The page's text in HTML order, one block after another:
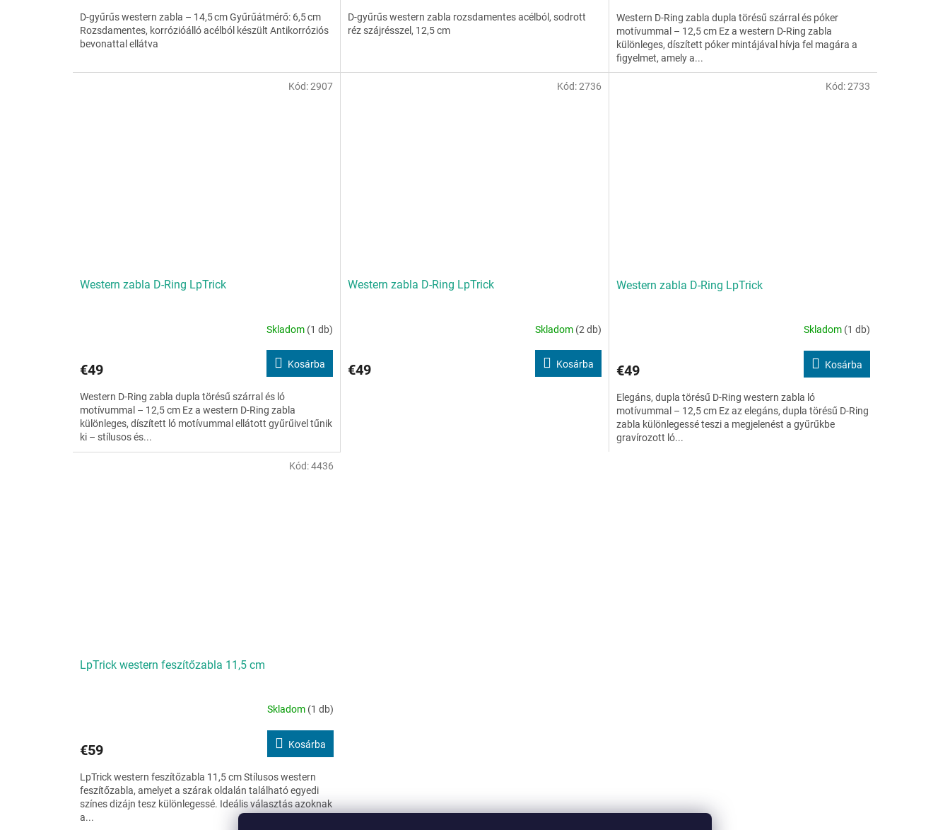
D-gyűrűs western zabla – 14,5 cm Gyűrűátmérő: 6,5 cm
Rozsdamentes, korrózióálló acélból készült Antikorróziós
bevonattal ellátva
D-gyűrűs western zabla rozsdamentes acélból, sodrott
réz szájrésszel, 12,5 cm
Western D-Ring zabla dupla törésű szárral és póker
motívummal – 12,5 cm Ez a western D-Ring zabla
különleges, díszített póker mintájával hívja fel magára a
figyelmet, amely a...
Western zabla D-Ring LpTrick
Skladom (1 db)
€49 Kosárba
Western D-Ring zabla dupla törésű szárral és ló
motívummal – 12,5 cm Ez a western D-Ring zabla
különleges, díszített ló motívummal ellátott gyűrűivel tűnik
ki – stílusos és...
Kód:2907
Western zabla D-Ring LpTrick
Skladom (2 db)
€49 Kosárba
Kód:2736
Western zabla D-Ring LpTrick
Skladom (1 db)
€49 Kosárba
Elegáns, dupla törésű D-Ring western zabla ló
motívummal – 12,5 cm Ez az elegáns, dupla törésű D-Ring
zabla különlegessé teszi a megjelenést a gyűrűkbe
gravírozott ló...
Kód:2733
LpTrick western feszítőzabla 11,5 cm
Skladom (1 db)
€59 Kosárba
LpTrick western feszítőzabla 11,5 cm Stílusos western
feszítőzabla, amelyet a szárak oldalán található egyedi
színes dizájn tesz különlegessé. Ideális választás azoknak
a...
Kód:4436